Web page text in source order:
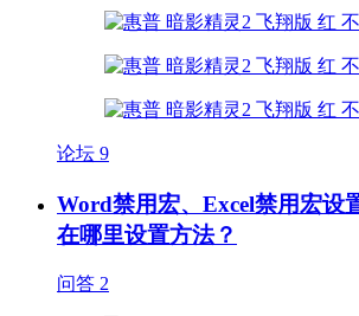
论坛 9
Word禁用宏、Excel禁用宏设
在哪里设置方法？
问答 2